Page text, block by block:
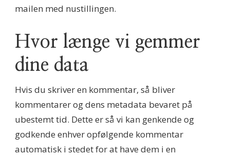
mailen med nustillingen.
Hvor længe vi gemmer
dine data
Hvis du skriver en kommentar, så bliver
kommentarer og dens metadata bevaret på
ubestemt tid. Dette er så vi kan genkende og
godkende enhver opfølgende kommentar
automatisk i stedet for at have dem i en